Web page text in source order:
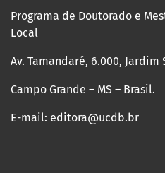
Programa de Doutorado e
Local
Av. Tamandaré, 6.000, Jardim
Campo Grande – MS – Brasil.
E-mail: editora@ucdb.br